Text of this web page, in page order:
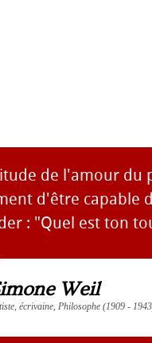
de l'amour du
d'être capable
: "Quel est ton
Weil
écrivaine, Philosophe (1909 -